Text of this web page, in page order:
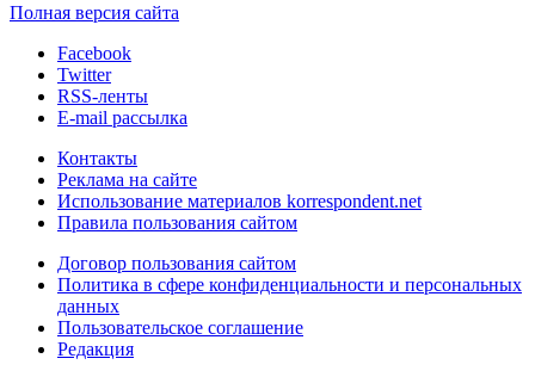
Полная версия сайта
Facebook
Twitter
RSS-ленты
E-mail рассылка
Контакты
Реклама на сайте
Использование материалов korrespondent.net
Правила пользования сайтом
Договор пользования сайтом
Политика в сфере конфиденциальности и персональных
данных
Пользовательское соглашение
Редакция